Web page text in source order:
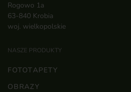
Rogowo 1a
63-840 Krobia
woj. wielkopolskie
NASZE PRODUKTY
FOTOTAPETY
OBRAZY